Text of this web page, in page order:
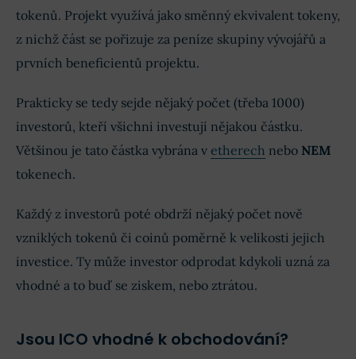
tokenů. Projekt využívá jako směnný ekvivalent tokeny,
z nichž část se pořizuje za peníze skupiny vývojářů a
prvních beneficientů projektu.
Prakticky se tedy sejde nějaký počet (třeba 1000)
investorů, kteří všichni investují nějakou částku.
Většinou je tato částka vybrána v etherech nebo NEM
tokenech.
Každý z investorů poté obdrží nějaký počet nově
vzniklých tokenů či coinů poměrně k velikosti jejich
investice. Ty může investor odprodat kdykoli uzná za
vhodné a to buď se ziskem, nebo ztrátou.
Jsou ICO vhodné k obchodování?